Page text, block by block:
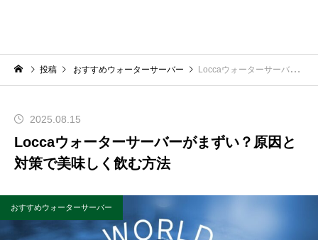
投稿 おすすめウォーターサーバー Loccaウォーターサーバーがまずい？原因と対策で美味しく飲む方法
2025.08.15
Loccaウォーターサーバーがまずい？原因と
対策で美味しく飲む方法
おすすめウォーターサーバー